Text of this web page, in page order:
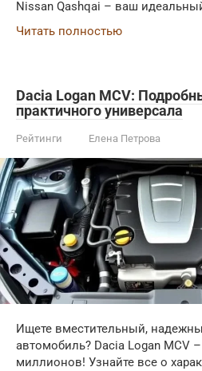
Nissan Qashqai – ваш
Читать полностью
Dacia Logan MCV:
практичного универсала
Рейтинги Елена Петрова
Ищете вместительный,
автомобиль? Dacia Logan MCV
миллионов! Узнайте все о